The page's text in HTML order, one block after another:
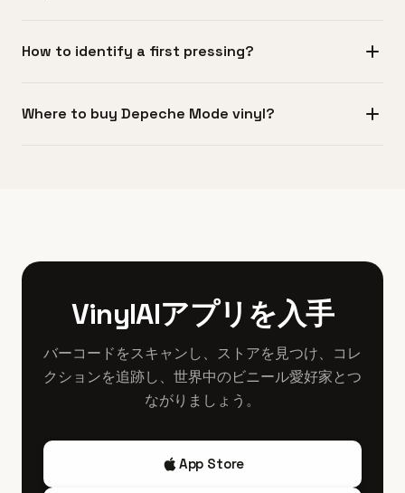
国の初版プレス、例えば'Speak & Spell'（1981）やプロモ盤
極めて稀な品としてはテストプレスやホワイトラベルのプ
How to identify a first pressing?
ス番号が記録された初版コードと一致するか確認してくだ
プレスはMPOやDamontなど特定の工場でプレスされてい
る場合があります。初期リリースにはバーコードがないこ
とやオリジナル・インナーの有無も重要な判断材料です。
Where to buy Depeche Mode vinyl?
フェアやヴァイナルのコンベンションでは専業の出品者が
コレクションを持ち込みます。新しいリイシューは公式ス
トアや大手小売店で入手可能ですが、オリジナル・プレス
はDiscogsや専門ディーラー、コレクターコミュニティ経
由で探すのが一般的です。
VinylAIアプリを入手
バーコードをスキャンし、ストアを見つけ、コレ
クションを追跡し、世界中のビニール愛好家とつ
ながりましょう。
App Store